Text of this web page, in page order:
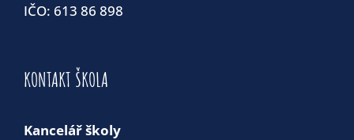
IČO: 613 86 898
KONTAKT ŠKOLA
Kancelář školy